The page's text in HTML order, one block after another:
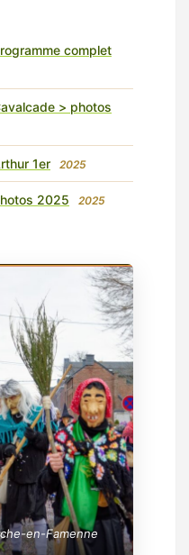
complet
> photos
1er 2025
2025 2025
en-Famenne